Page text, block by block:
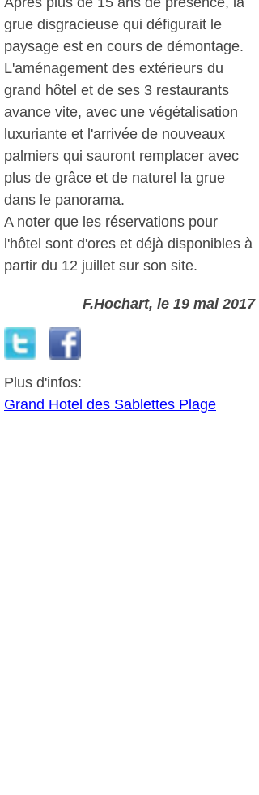
grue disgracieuse qui défigurait le
paysage est en cours de démontage.
L'aménagement des extérieurs du
grand hôtel et de ses 3 restaurants
avance vite, avec une végétalisation
luxuriante et l'arrivée de nouveaux
palmiers qui sauront remplacer avec
plus de grâce et de naturel la grue
dans le panorama.
A noter que les réservations pour
l'hôtel sont d'ores et déjà disponibles à
partir du 12 juillet sur son site.
F.Hochart, le 19 mai 2017
Plus d'infos:
Grand Hotel des Sablettes Plage